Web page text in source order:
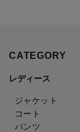
CATEGORY
レディース
ジャケット
コート
パンツ